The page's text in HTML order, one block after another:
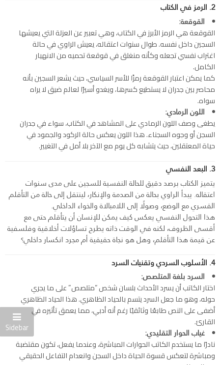
Sidebar
2. الرمز في الكتاب
القوقعة:
القوقعة هي الرمز الأبرز في الكتاب، وهي تعبير عن العزلة التي يعيشها
السجين داخل نفسه. طوال سنوات اعتقاله، يعيش الراوي في حالة
اغتراب نفسي تجعله وكأنه منغلق في قوقعة تحميه من الانهيار
الكامل.
كما يمكن اعتبار القوقعة رمزًا للأسر السياسي، حيث يشعر السجين بأنه
محاصر بين جدران لا يستطيع كسرها، ويغدو أسيرًا لعالم ضيق لا يراه
سواه.
اللون الرمادي:
يطغى وصف اللون الرمادي على المشاهد في الكتاب، سواء في جدران
السجن أو وجوه السجناء. هذا اللون يعكس حالة الركود والجمود في
حياة المعتقلين، حيث يتشابه كل يوم مع الآخر بلا أمل في التغيير.
3. البعد النفسي
يتميز الكتاب برصد دقيق للحالة النفسية للسجين على مدى سنوات
اعتقاله. يبدأ الراوي بحالة من الصدمة والإنكار، لينتقل إلى حالة من التأقلم
القسري مع الوضع، وصولًا إلى اللامبالاة والخواء الداخلي.
هذا التحول النفسي يعكس كيف يمكن للإنسان أن يتأقلم حتى مع
أقسى الظروف، لكنه في الوقت ذاته يطرح تساؤلات أخلاقية وفلسفية
عن قيمة هذا التأقلم، وهل هو نجاة حقيقية أم مجرد انكسار داخلي؟
4. الأسلوب السردي وتقنيات السرد
السرد بلغة المتلصص:
اختار الكاتب أن يسرد الأحداث بلسان شخص “متلصص” على ما يجري
حوله، وهو ما جعل السرد يتسم بالحياد الظاهري. هذا الحياد الظاهري
أضفى على النص طابعًا وثائقيًا رغم أنه أدبي، مما يعمق تأثيره في
القارئ.
غياب الحوار التقليدي:
نادرًا ما يستخدم الكاتب الحوارات المباشرة، وعندما يفعل، تكون مقتضبة
ومباشرة لتعكس قسوة الحياة داخل السجن وانعدام التفاعل الحقيقي